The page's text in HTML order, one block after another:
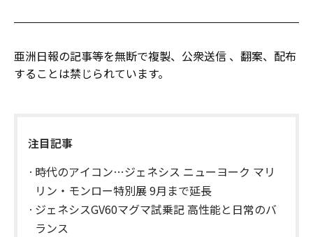
亜洲日報の記事等を無断で複製、公衆送信 、翻案、配布
することは禁じられています。
注目記事
時代のアイコン…ジェネシス ニューヨーク マリ
リン・モンロー特別展 9月まで延長
ジェネシスGV60マグマ試乗記 高性能と日常のバ
ランス